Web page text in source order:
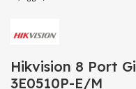
Hikvision 8 Port
3E0510P-E/M